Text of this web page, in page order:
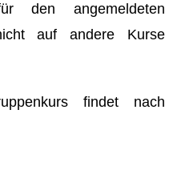
den angemeldeten
auf andere Kurse
findet nach